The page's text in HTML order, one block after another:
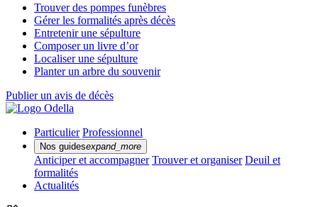
Trouver des pompes funèbres
Gérer les formalités après décès
Entretenir une sépulture
Composer un livre d’or
Localiser une sépulture
Planter un arbre du souvenir
Publier un avis de décès
Particulier Professionnel
Nos guidesexpand_more
Anticiper et accompagner Trouver et organiser Deuil et
formalités
Actualités